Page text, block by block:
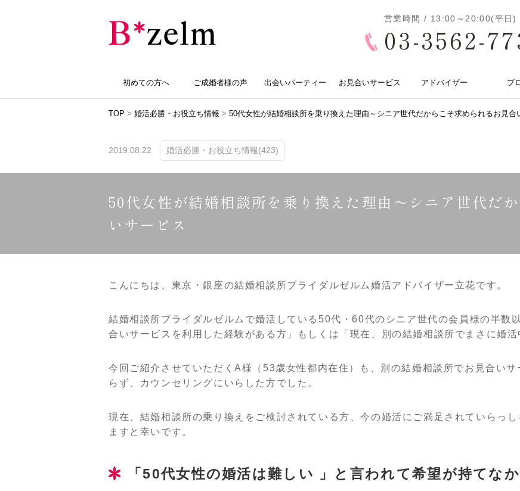
営業時間 / 13:00～20:00(平
03-3562-
初めての方へ ご成婚者様の声 出会いパーティー お見合いサービス アドバイザー ブ
TOP > 婚活必勝・お役立ち情報 > 50代女性が結婚相談所を乗り換えた理由～シニア世代だからこそ求められるお見合
2019.08.22 婚活必勝・お役立ち情報(423)
50代女性が結婚相談所を乗り換えた理由～シニア世代だ
いサービス
こんにちは、東京・銀座の結婚相談所ブライダルゼルム婚活アドバイザー立花です。
結婚相談所ブライダルゼルムで婚活している50代・60代のシニア世代の会員様の半数
合いサービスを利用した経験がある方」もしくは「現在、別の結婚相談所でまさに婚活
今回ご紹介させていただくA様（53歳女性都内在住）も、別の結婚相談所でお見合い
らず、カウンセリングにいらした方でした。
現在、結婚相談所の乗り換えをご検討されている方、今の婚活にご満足されていらっ
ますと幸いです。
「50代女性の婚活は難しい 」と言われて希望が持てな